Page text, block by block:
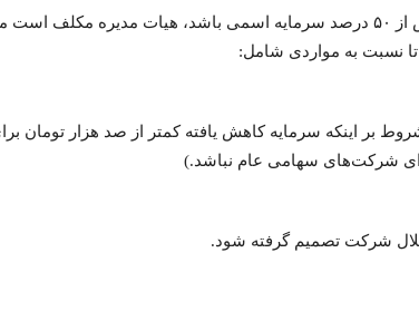
۵. اگر زیان یک شرکت سهامی بیش از ۵۰ درصد سرمایه اسمی باشد، هیات
تا نسبت به مواردی شامل:
بر اینکه سرمایه کاهش یافته کمتر از صد هزار تومان
شرکت تصمیم گرفته شود.